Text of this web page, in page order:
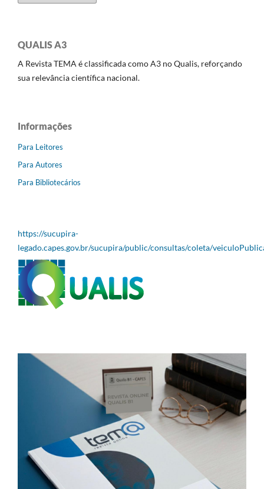
QUALIS A3
A Revista TEMA é classificada como A3 no Qualis, reforçando
sua relevância científica nacional.
Informações
Para Leitores
Para Autores
Para Bibliotecários
https://sucupira-
legado.capes.gov.br/sucupira/public/consultas/coleta/